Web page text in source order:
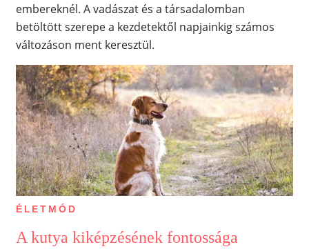
embereknél. A vadászat és a társadalomban
betöltött szerepe a kezdetektől napjainkig számos
változáson ment keresztül.
ÉLETMÓD
A kutya kiképzésének fontossága